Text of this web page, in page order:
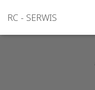
RC - SERWIS